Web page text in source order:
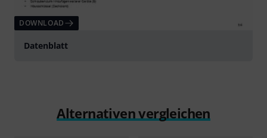
DOWNLOAD
Datenblatt
Alternativen vergleichen